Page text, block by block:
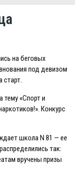
на беговых
под девизом
тему «Спорт и
Конкурс
школа N 81 — ее
так:
вручены призы